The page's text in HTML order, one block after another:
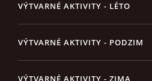
VÝTVARNÉ AKTIVITY - LÉTO
VÝTVARNÉ AKTIVITY - PODZIM
VÝTVARNÉ AKTIVITY - ZIMA